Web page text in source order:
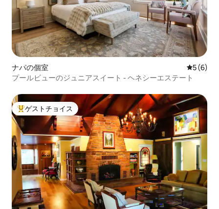
ナパの個室 レビュー
5 (6)
プールビューのジュニアスイート - ヘネシーエステート
大好評のゲストチョイスです。
ゲストチョイス